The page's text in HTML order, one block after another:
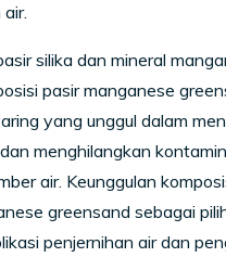
silika dan mineral
pasir manganese
yang unggul dalam
menghilangkan
air. Keunggulan
greensand sebagai
penjernihan air dan